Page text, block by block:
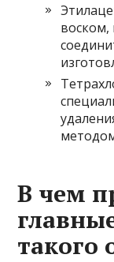
воском,
В чем
такого